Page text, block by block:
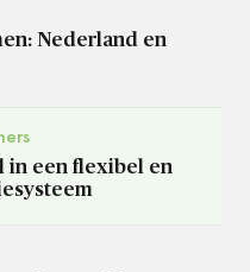
Nederland en
in een flexibel en